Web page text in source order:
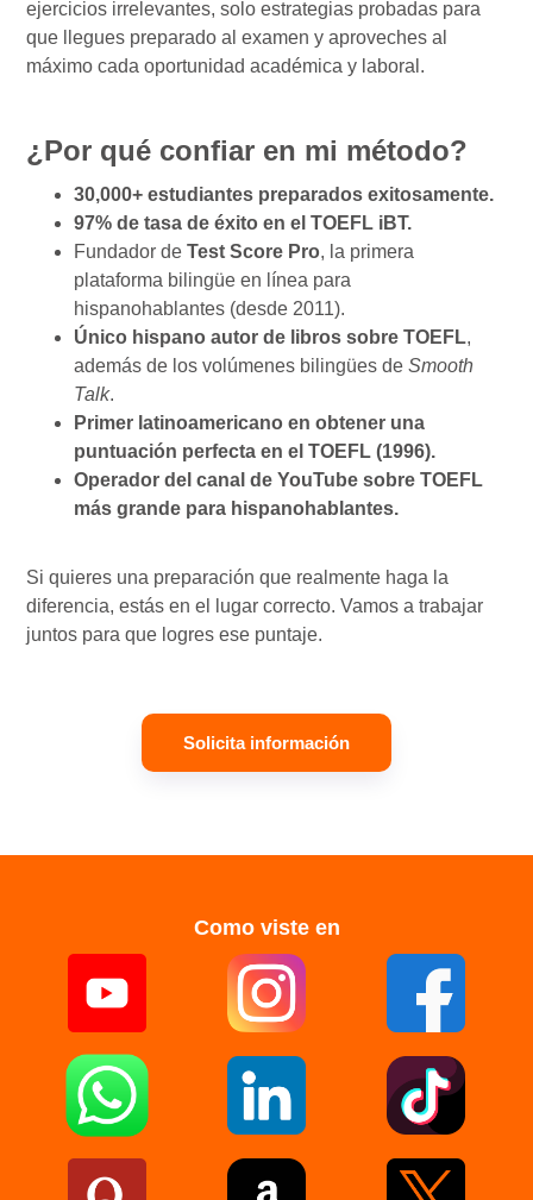
ejercicios irrelevantes, solo estrategias probadas para
que llegues preparado al examen y aproveches al
máximo cada oportunidad académica y laboral.
¿Por qué confiar en mi método?
30,000+ estudiantes preparados exitosamente.
97% de tasa de éxito en el TOEFL iBT.
Fundador deTest Score Pro, la primera
plataforma bilingüe en línea para
hispanohablantes (desde 2011).
Único hispano autor de libros sobre TOEFL,
además de los volúmenes bilingües deSmooth
Talk.
Primer latinoamericano en obtener una
puntuación perfecta en el TOEFL (1996).
Operador del canal de YouTube sobre TOEFL
más grande para hispanohablantes.
Si quieres una preparación que realmente haga la
diferencia, estás en el lugar correcto. Vamos a trabajar
juntos para que logres ese puntaje.
Solicita información
Como viste en